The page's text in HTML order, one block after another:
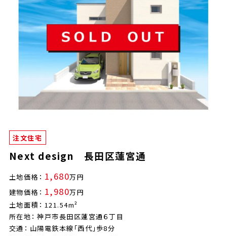
注文住宅
Next design 長田区蓮宮通
土地価格： 1,680万円
建物価格： 1,980万円
土地面積： 121.54m²
所在地： 神戸市長田区蓮宮通６丁目
交通： 山陽電鉄本線「西代」歩8分